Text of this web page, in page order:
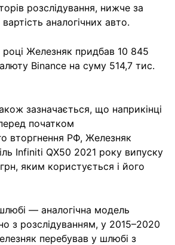
розслідування, нижче за
аналогічних авто.
Железняк придбав 10 845
Binance на суму 514,7 тис.
зазначається, що наприкінці
початком
вторгнення РФ, Железняк
Infiniti QX50 2021 року випуску
яким користується і його
— аналогічна модель
з розслідуванням, у 2015–2020
перебував у шлюбі з